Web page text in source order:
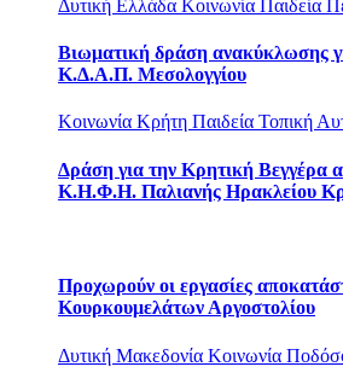
Δυτική Ελλάδα Κοινωνία Παιδεία
Βιωματική δράση ανακύκλωσης
Κ.Δ.Α.Π. Μεσολογγίου
Κοινωνία Κρήτη Παιδεία Τοπική
Δράση για την Κρητική Βεγγέρα
Κ.Η.Φ.Η. Παλιανής Ηρακλείου
Προχωρούν οι εργασίες
Κουρκουμελάτων Αργοστολίου
Δυτική Μακεδονία Κοινωνία